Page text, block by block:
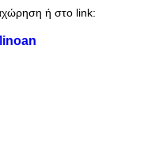
ή στο link: